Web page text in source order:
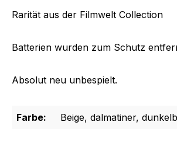
Rarität aus der Filmwelt Collection
Batterien wurden zum Schutz
Absolut neu unbespielt.
Farbe: Beige, dalmatiner,